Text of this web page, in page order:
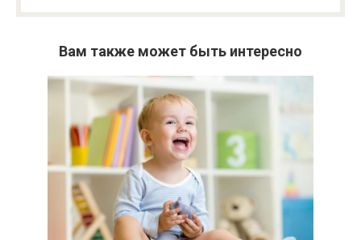
Вам также может быть интересно